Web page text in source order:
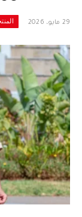
29 مايو، 2026